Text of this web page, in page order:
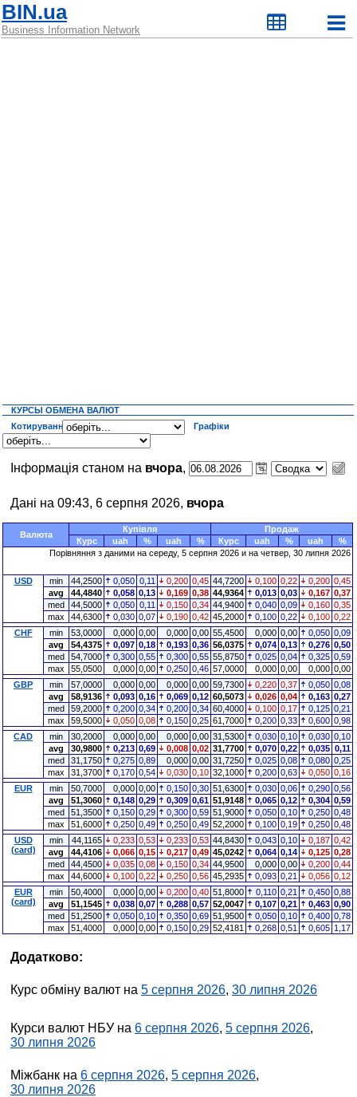
BIN.ua
Business Information Network
КУРСЫ ОБМЕНА ВАЛЮТ
Котирування
Графіки
Інформація станом на вчора,
Дані на 09:43, 6 серпня 2026, вчора
Валюта
Купівля
Продаж
Курс
uah % uah % Курс uah % uah
%
Порівняння з даними на середу, 5 серпня 2026 и на четвер, 30 липня 2026
USD min 44,2500 0,050 0,11 0,200 0,45 44,7200 0,100 0,22 0,200 0,45
avg
44,4840 0,058 0,13 0,169 0,38 44,9364 0,013 0,03 0,167 0,37
med
44,5000 0,050 0,11 0,150 0,34 44,9400 0,040 0,09 0,160 0,35
max
44,6300 0,030 0,07 0,190 0,42 45,2000 0,100 0,22 0,100 0,22
CHF
min 53,0000 0,000 0,00 0,000 0,00 55,4500 0,000 0,00 0,050 0,09
avg
54,4375 0,097 0,18 0,193 0,36 56,0375 0,074 0,13 0,276 0,50
med
54,7000 0,300 0,55 0,300 0,55 55,8750 0,025 0,04 0,325 0,59
max
55,0500 0,000 0,00 0,250 0,46 57,0000 0,000 0,00 0,000 0,00
GBP
min 57,0000 0,000 0,00 0,000 0,00 59,7300 0,220 0,37 0,050 0,08
avg
58,9136 0,093 0,16 0,069 0,12 60,5073 0,026 0,04 0,163 0,27
med
59,2000 0,200 0,34 0,200 0,34 60,4000 0,100 0,17 0,125 0,21
max
59,5000 0,050 0,08 0,150 0,25 61,7000 0,200 0,33 0,600 0,98
CAD
min 30,2000 0,000 0,00 0,000 0,00 31,5300 0,030 0,10 0,030 0,10
avg
30,9800 0,213 0,69 0,008 0,02 31,7700 0,070 0,22 0,035 0,11
med
31,1750 0,275 0,89 0,000 0,00 31,7250 0,025 0,08 0,080 0,25
max
31,3700 0,170 0,54 0,030 0,10 32,1000 0,200 0,63 0,050 0,16
EUR
min 50,7000 0,000 0,00 0,150 0,30 51,6300 0,030 0,06 0,290 0,56
avg
51,3060 0,148 0,29 0,309 0,61 51,9148 0,065 0,12 0,304 0,59
med
51,3500 0,150 0,29 0,300 0,59 51,9000 0,050 0,10 0,250 0,48
max
51,6000 0,250 0,49 0,250 0,49 52,2000 0,100 0,19 0,250 0,48
USD
(card)
min 44,1165 0,233 0,53 0,233 0,53 44,8430 0,043 0,10 0,187 0,42
avg
44,4106 0,066 0,15 0,217 0,49 45,0242 0,064 0,14 0,125 0,28
med
44,4500 0,035 0,08 0,150 0,34 44,9500 0,000 0,00 0,200 0,44
max
44,6000 0,100 0,22 0,250 0,56 45,2935 0,093 0,21 0,056 0,12
EUR
(card)
min 50,4000 0,000 0,00 0,200 0,40 51,8000 0,110 0,21 0,450 0,88
avg
51,1545 0,038 0,07 0,288 0,57 52,0047 0,107 0,21 0,463 0,90
med
51,2500 0,050 0,10 0,350 0,69 51,9500 0,050 0,10 0,400 0,78
max
51,4000 0,000 0,00 0,150 0,29 52,4181 0,268 0,51 0,605 1,17
Додатково:
Курс обміну валют на 5 серпня 2026, 30 липня 2026
Курси валют НБУ на 6 серпня 2026, 5 серпня 2026,
30 липня 2026
Міжбанк на 6 серпня 2026, 5 серпня 2026,
30 липня 2026